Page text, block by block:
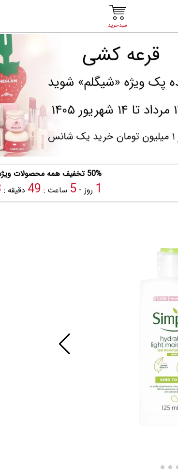
سبدخرید
50% تخفیف همه محصولات ویژه تابستان
1 روز -5 ساعت : 49 دقیقه :